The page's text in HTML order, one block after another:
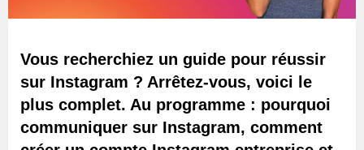
Vous recherchiez un guide pour réussir
sur Instagram ? Arrêtez-vous, voici le
plus complet. Au programme : pourquoi
communiquer sur Instagram, comment